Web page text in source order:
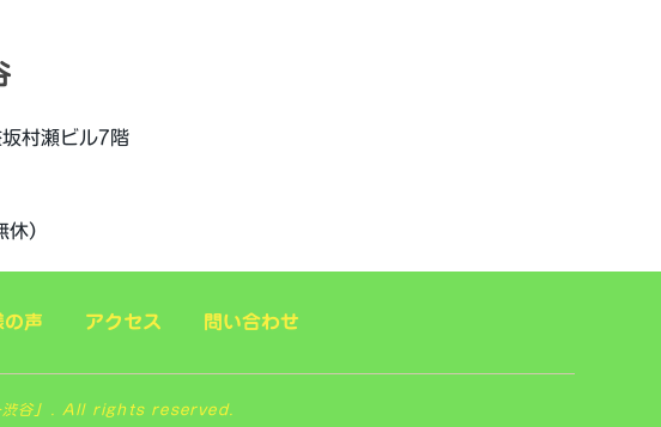
坂村瀬ビル7階
）
の声 アクセス 問い合わせ
渋谷」. All rights reserved.